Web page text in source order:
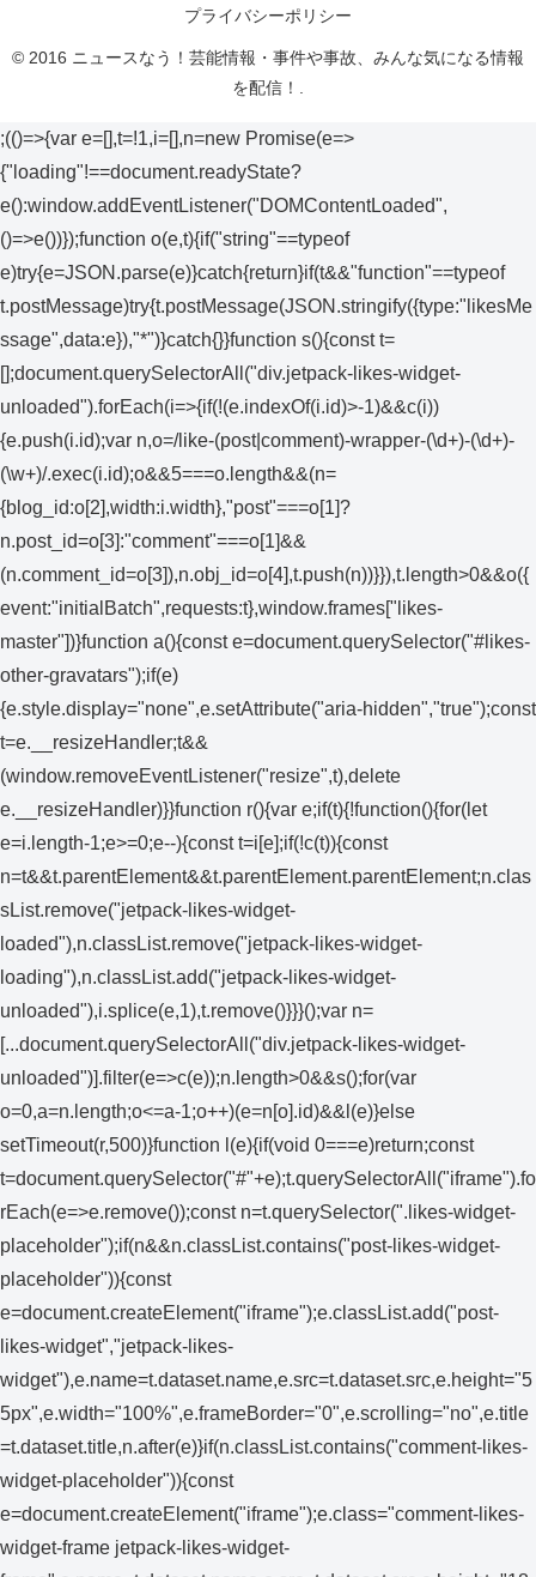
プライバシーポリシー
© 2016 ニュースなう！芸能情報・事件や事故、みんな気になる情報
を配信！.
;(()=>{var e=[],t=!1,i=[],n=new Promise(e=>
{"loading"!==document.readyState?
e():window.addEventListener("DOMContentLoaded",
()=>e())});function o(e,t){if("string"==typeof
e)try{e=JSON.parse(e)}catch{return}if(t&&"function"==typeof
t.postMessage)try{t.postMessage(JSON.stringify({type:"likesMe
ssage",data:e}),"*")}catch{}}function s(){const t=
[];document.querySelectorAll("div.jetpack-likes-widget-
unloaded").forEach(i=>{if(!(e.indexOf(i.id)>-1)&&c(i))
{e.push(i.id);var n,o=/like-(post|comment)-wrapper-(\d+)-(\d+)-
(\w+)/.exec(i.id);o&&5===o.length&&(n=
{blog_id:o[2],width:i.width},"post"===o[1]?
n.post_id=o[3]:"comment"===o[1]&&
(n.comment_id=o[3]),n.obj_id=o[4],t.push(n))}}),t.length>0&&o({
event:"initialBatch",requests:t},window.frames["likes-
master"])}function a(){const e=document.querySelector("#likes-
other-gravatars");if(e)
{e.style.display="none",e.setAttribute("aria-hidden","true");const
t=e.__resizeHandler;t&&
(window.removeEventListener("resize",t),delete
e.__resizeHandler)}}function r(){var e;if(t){!function(){for(let
e=i.length-1;e>=0;e--){const t=i[e];if(!c(t)){const
n=t&&t.parentElement&&t.parentElement.parentElement;n.clas
sList.remove("jetpack-likes-widget-
loaded"),n.classList.remove("jetpack-likes-widget-
loading"),n.classList.add("jetpack-likes-widget-
unloaded"),i.splice(e,1),t.remove()}}}();var n=
[...document.querySelectorAll("div.jetpack-likes-widget-
unloaded")].filter(e=>c(e));n.length>0&&s();for(var
o=0,a=n.length;o<=a-1;o++)(e=n[o].id)&&l(e)}else
setTimeout(r,500)}function l(e){if(void 0===e)return;const
t=document.querySelector("#"+e);t.querySelectorAll("iframe").fo
rEach(e=>e.remove());const n=t.querySelector(".likes-widget-
placeholder");if(n&&n.classList.contains("post-likes-widget-
placeholder")){const
e=document.createElement("iframe");e.classList.add("post-
likes-widget","jetpack-likes-
widget"),e.name=t.dataset.name,e.src=t.dataset.src,e.height="5
5px",e.width="100%",e.frameBorder="0",e.scrolling="no",e.title
=t.dataset.title,n.after(e)}if(n.classList.contains("comment-likes-
widget-placeholder")){const
e=document.createElement("iframe");e.class="comment-likes-
widget-frame jetpack-likes-widget-